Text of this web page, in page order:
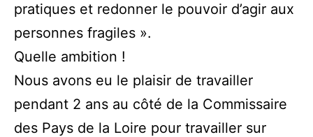
pratiques et redonner le pouvoir d’agir aux
personnes fragiles ».
Quelle ambition !
Nous avons eu le plaisir de travailler
pendant 2 ans au côté de la Commissaire
des Pays de la Loire pour travailler sur